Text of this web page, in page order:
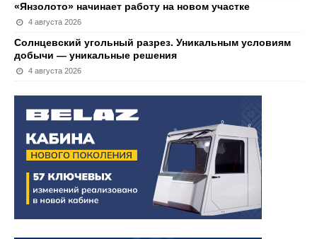
«Янзолото» начинает работу на новом участке
4 августа 2026
Солнцевский угольный разрез. Уникальным условиям
добычи — уникальные решения
4 августа 2026